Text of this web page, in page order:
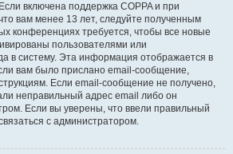
включена поддержка COPPA и при
вам менее 13 лет, следуйте полученным
конференциях требуется, чтобы все новые
пользователями или
в систему. Эта информация отображается в
вам было прислано email-сообщение,
Если email-сообщение не получено,
неправильный адрес email либо он
Если вы уверены, что ввели правильный
с администратором.